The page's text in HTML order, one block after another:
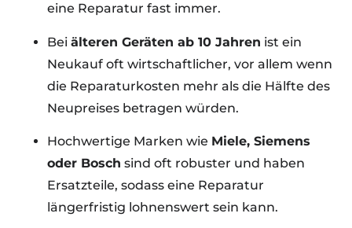
eine Reparatur fast immer.
Bei älteren Geräten ab 10 Jahren ist ein
Neukauf oft wirtschaftlicher, vor allem wenn
die Reparaturkosten mehr als die Hälfte des
Neupreises betragen würden.
Hochwertige Marken wie Miele, Siemens
oder Bosch sind oft robuster und haben
Ersatzteile, sodass eine Reparatur
längerfristig lohnenswert sein kann.